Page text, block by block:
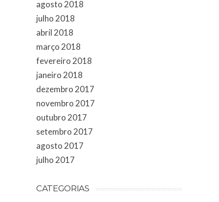
agosto 2018
julho 2018
abril 2018
março 2018
fevereiro 2018
janeiro 2018
dezembro 2017
novembro 2017
outubro 2017
setembro 2017
agosto 2017
julho 2017
CATEGORIAS